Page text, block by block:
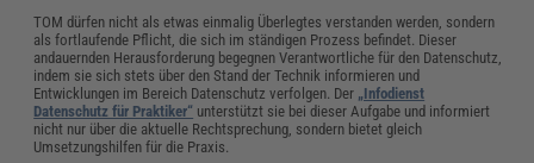
TOM dürfen nicht als etwas einmalig Überlegtes verstanden werden, sondern
als fortlaufende Pflicht, die sich im ständigen Prozess befindet. Dieser
andauernden Herausforderung begegnen Verantwortliche für den Datenschutz,
indem sie sich stets über den Stand der Technik informieren und
Entwicklungen im Bereich Datenschutz verfolgen. Der „Infodienst
Datenschutz für Praktiker“ unterstützt sie bei dieser Aufgabe und informiert
nicht nur über die aktuelle Rechtsprechung, sondern bietet gleich
Umsetzungshilfen für die Praxis.